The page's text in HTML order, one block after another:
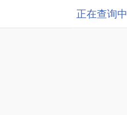
正在查询中